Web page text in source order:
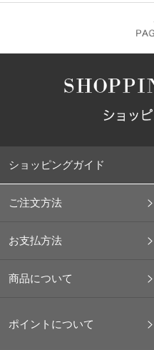
ショッピングガイド
ご注文方法
お支払方法
商品について
ポイントについて